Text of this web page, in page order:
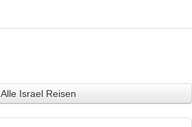
Alle Israel Reisen